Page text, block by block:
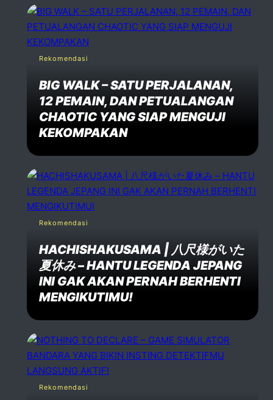
Website
Comment *
Post Comment
Rekomendasi
BIG WALK – SATU PERJALANAN,
12 PEMAIN, DAN PETUALANGAN
CHAOTIC YANG SIAP MENGUJI
KEKOMPAKAN
Rekomendasi
HACHISHAKUSAMA | 八尺様がいた
夏休み – HANTU LEGENDA JEPANG
INI GAK AKAN PERNAH BERHENTI
MENGIKUTIMU!
Rekomendasi